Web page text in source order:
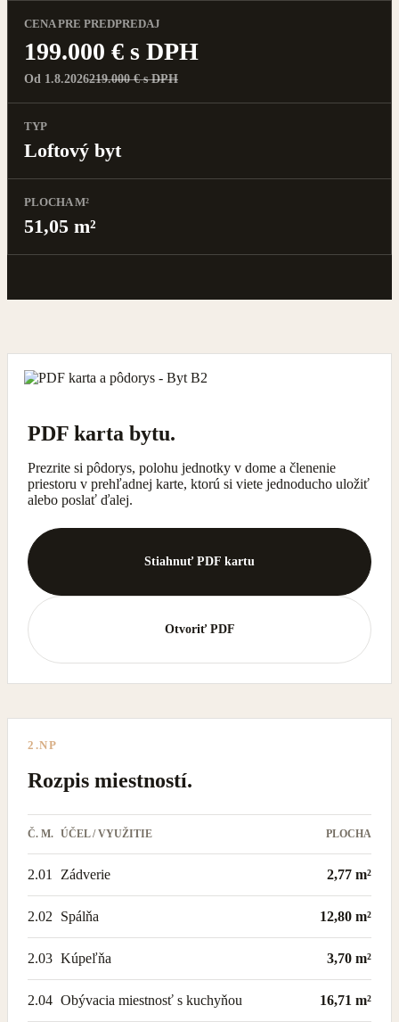
CENA PRE PREDPREDAJ
199.000 € s DPH
Od 1.8.2026219.000 € s DPH
TYP
Loftový byt
PLOCHA M²
51,05 m²
PDF karta bytu.
Prezrite si pôdorys, polohu jednotky v dome a členenie
priestoru v prehľadnej karte, ktorú si viete jednoducho uložiť
alebo poslať ďalej.
Stiahnuť PDF kartu
Otvoriť PDF
2.NP
Rozpis miestností.
Č. M. ÚČEL / VYUŽITIE PLOCHA
2.01 Zádverie 2,77 m²
2.02 Spálňa 12,80 m²
2.03 Kúpeľňa 3,70 m²
2.04 Obývacia miestnosť s kuchyňou 16,71 m²